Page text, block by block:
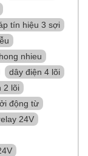
tín hiệu 3 sợi
nhieu
dây điện 4 lõi
2 lõi
động từ
24V